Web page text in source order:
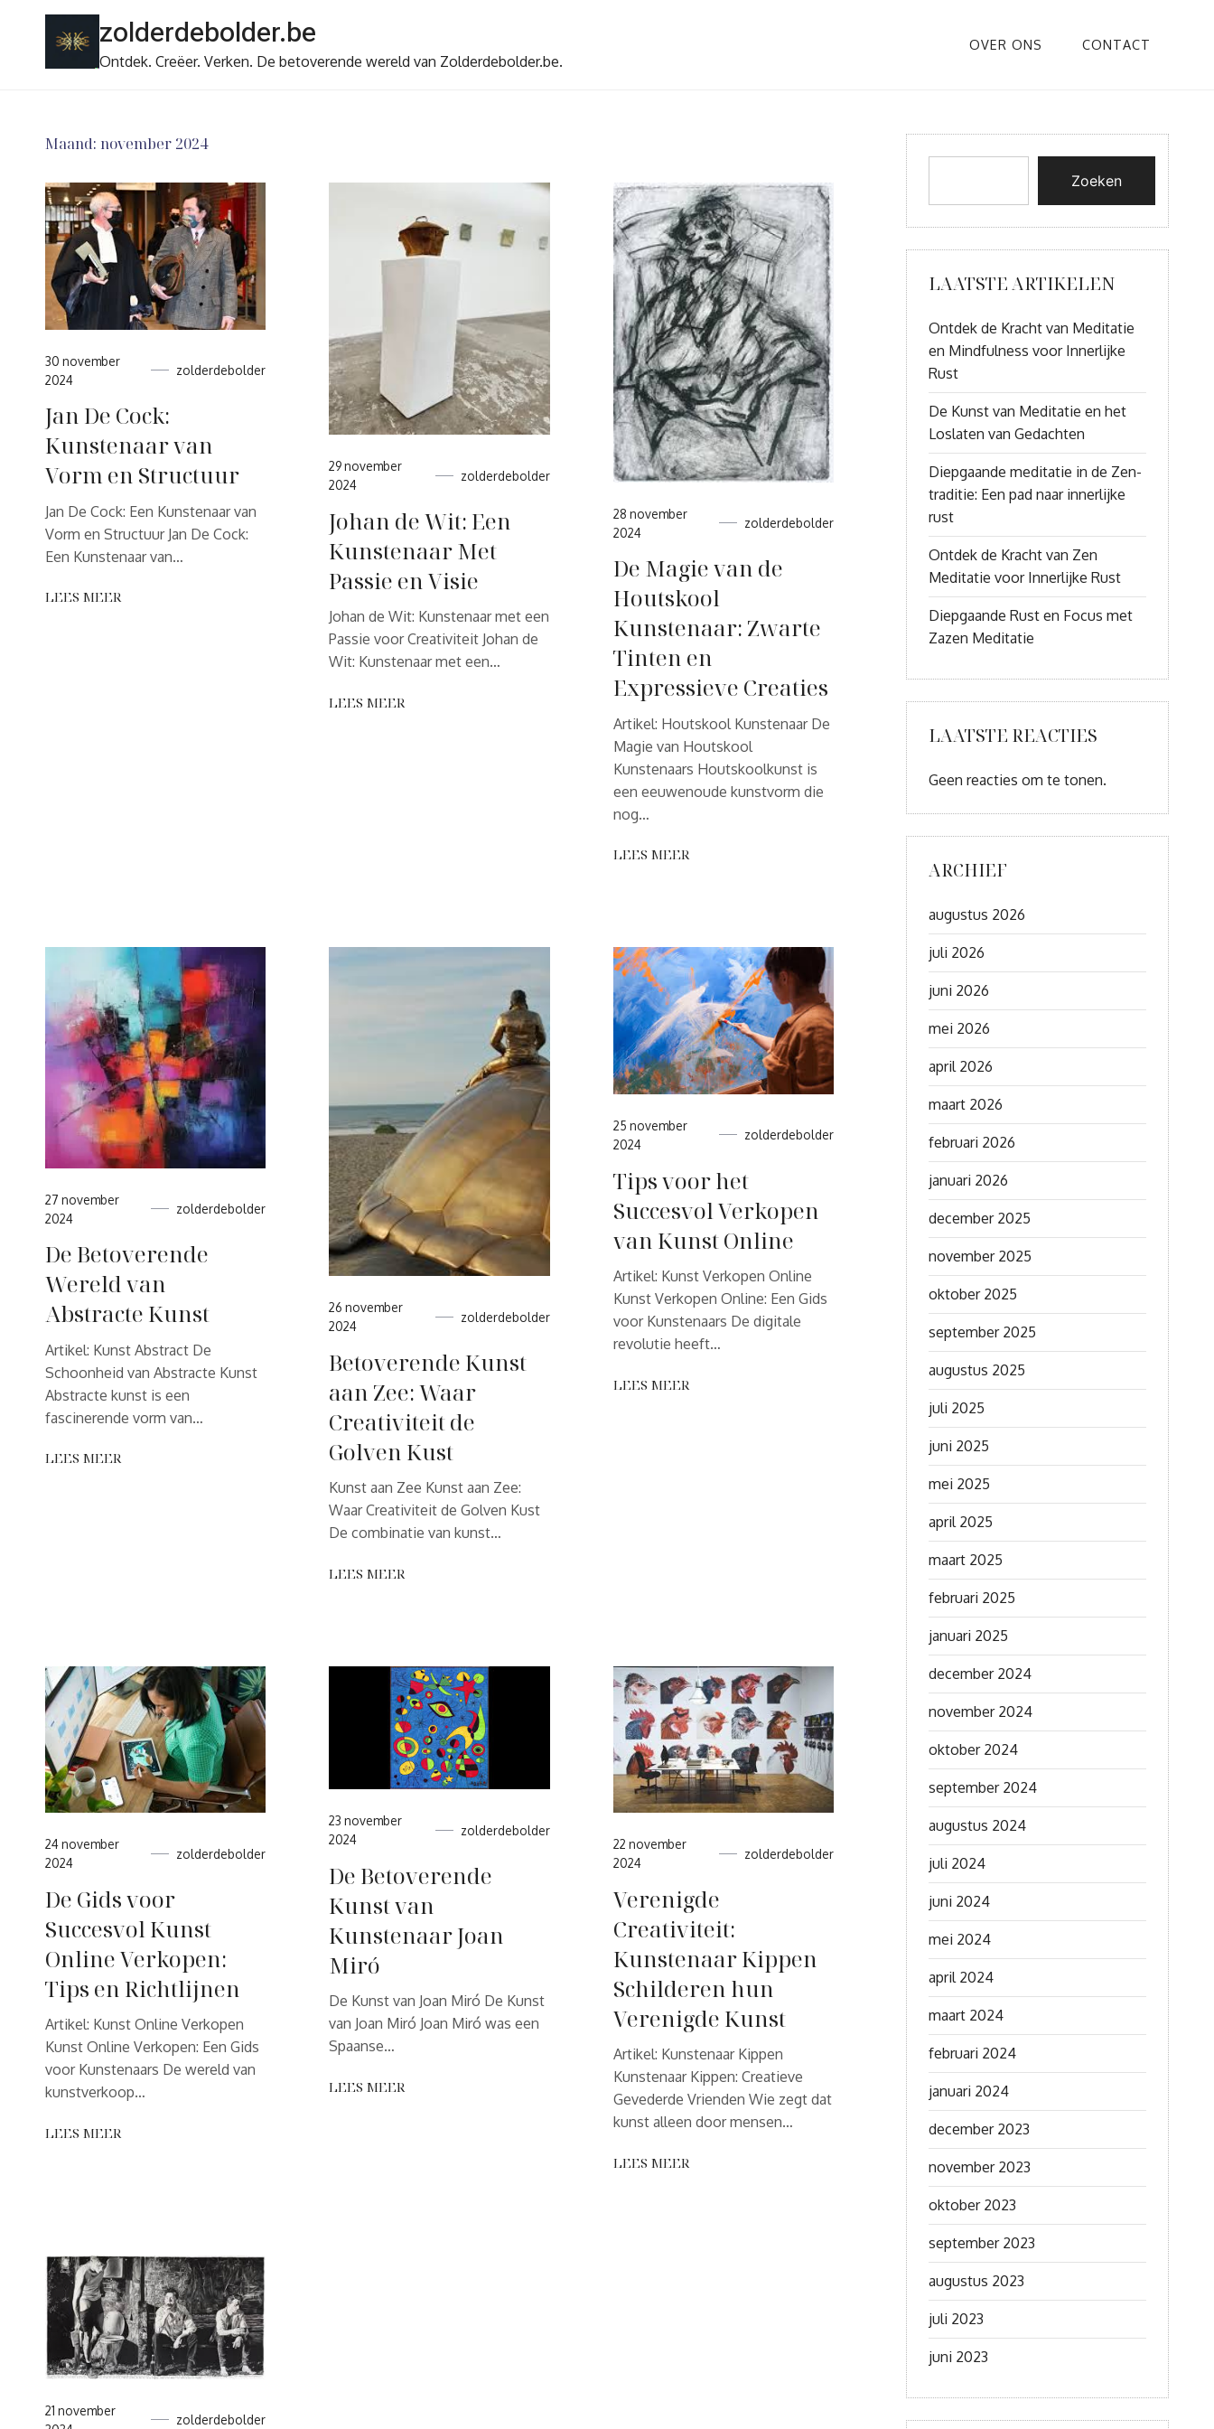
zolderdebolder.be
Ontdek. Creëer. Verken. De betoverende wereld van Zolderdebolder.be.
OVER ONS CONTACT
Maand: november 2024
30 november
2024
zolderdebolder
Jan De Cock:
Kunstenaar van
Vorm en Structuur
Jan De Cock: Een Kunstenaar van
Vorm en Structuur Jan De Cock:
Een Kunstenaar van…
LEES MEER
29 november
2024
zolderdebolder
Johan de Wit: Een
Kunstenaar Met
Passie en Visie
Johan de Wit: Kunstenaar met een
Passie voor Creativiteit Johan de
Wit: Kunstenaar met een…
LEES MEER
28 november
2024
zolderdebolder
De Magie van de
Houtskool
Kunstenaar: Zwarte
Tinten en
Expressieve Creaties
Artikel: Houtskool Kunstenaar De
Magie van Houtskool
Kunstenaars Houtskoolkunst is
een eeuwenoude kunstvorm die
nog…
LEES MEER
27 november
2024
zolderdebolder
De Betoverende
Wereld van
Abstracte Kunst
Artikel: Kunst Abstract De
Schoonheid van Abstracte Kunst
Abstracte kunst is een
fascinerende vorm van…
LEES MEER
26 november
2024
zolderdebolder
Betoverende Kunst
aan Zee: Waar
Creativiteit de
Golven Kust
Kunst aan Zee Kunst aan Zee:
Waar Creativiteit de Golven Kust
De combinatie van kunst…
LEES MEER
25 november
2024
zolderdebolder
Tips voor het
Succesvol Verkopen
van Kunst Online
Artikel: Kunst Verkopen Online
Kunst Verkopen Online: Een Gids
voor Kunstenaars De digitale
revolutie heeft…
LEES MEER
24 november
2024
zolderdebolder
De Gids voor
Succesvol Kunst
Online Verkopen:
Tips en Richtlijnen
Artikel: Kunst Online Verkopen
Kunst Online Verkopen: Een Gids
voor Kunstenaars De wereld van
kunstverkoop…
LEES MEER
23 november
2024
zolderdebolder
De Betoverende
Kunst van
Kunstenaar Joan
Miró
De Kunst van Joan Miró De Kunst
van Joan Miró Joan Miró was een
Spaanse…
LEES MEER
22 november
2024
zolderdebolder
Verenigde
Creativiteit:
Kunstenaar Kippen
Schilderen hun
Verenigde Kunst
Artikel: Kunstenaar Kippen
Kunstenaar Kippen: Creatieve
Gevederde Vrienden Wie zegt dat
kunst alleen door mensen…
LEES MEER
21 november
zolderdebolder
Zoeken
LAATSTE ARTIKELEN
Ontdek de Kracht van Meditatie
en Mindfulness voor Innerlijke
Rust
De Kunst van Meditatie en het
Loslaten van Gedachten
Diepgaande meditatie in de Zen-
traditie: Een pad naar innerlijke
rust
Ontdek de Kracht van Zen
Meditatie voor Innerlijke Rust
Diepgaande Rust en Focus met
Zazen Meditatie
LAATSTE REACTIES
Geen reacties om te tonen.
ARCHIEF
augustus 2026
juli 2026
juni 2026
mei 2026
april 2026
maart 2026
februari 2026
januari 2026
december 2025
november 2025
oktober 2025
september 2025
augustus 2025
juli 2025
juni 2025
mei 2025
april 2025
maart 2025
februari 2025
januari 2025
december 2024
november 2024
oktober 2024
september 2024
augustus 2024
juli 2024
juni 2024
mei 2024
april 2024
maart 2024
februari 2024
januari 2024
december 2023
november 2023
oktober 2023
september 2023
augustus 2023
juli 2023
juni 2023